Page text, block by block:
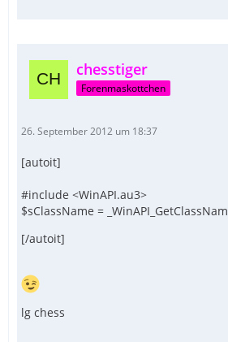
chesstiger
Forenmaskottchen
26. September 2012 um 18:37
[autoit]
#include <WinAPI.au3>
$sClassName =
[/autoit]
lg chess